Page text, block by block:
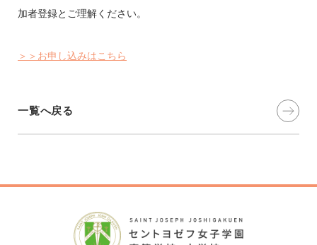
加者登録とご理解ください。
＞＞お申し込みはこちら
一覧へ戻る